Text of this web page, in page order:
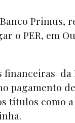
Primus,
o PER, em
da
pagamento
títulos como